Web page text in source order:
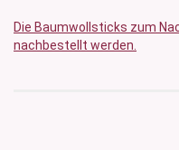
Die Baumwollsticks zum
nachbestellt werden.